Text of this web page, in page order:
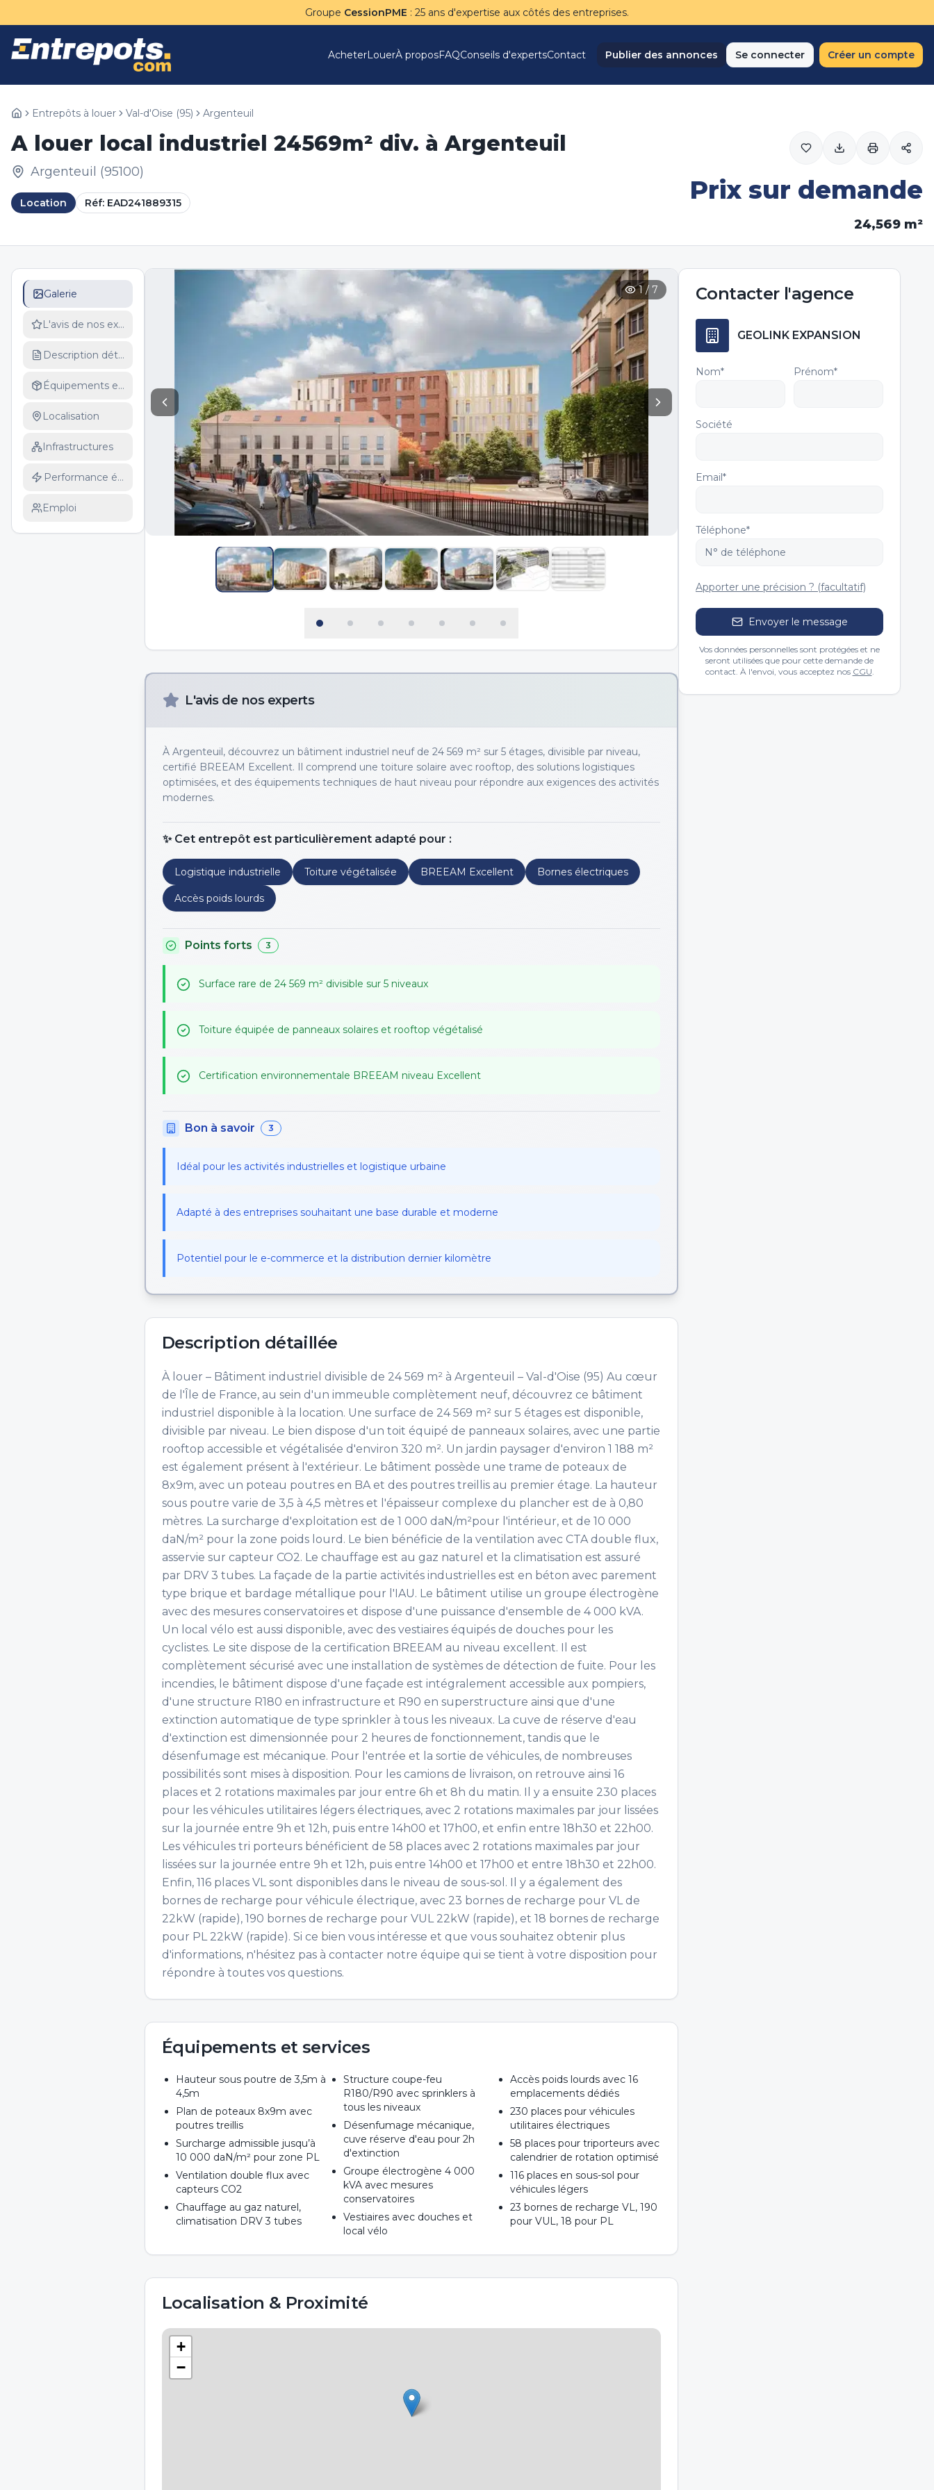
Groupe CessionPME : 25 ans d'expertise aux côtés des entreprises.
AcheterLouerÀ proposFAQConseils d'expertsContact Publier des annonces Se connecter Créer un compte
Entrepôts à louer Val-d'Oise (95) Argenteuil
A louer local industriel 24569m² div. à Argenteuil
Argenteuil (95100)
Location Réf: EAD241889315 Prix sur demande
24,569 m²
Galerie
L'avis de nos experts
Description détaillée
Équipements et services
Localisation
Infrastructures
Performance énergétique
Emploi
1/ 7
L'avis de nos experts
À Argenteuil, découvrez un bâtiment industriel neuf de 24 569 m² sur 5 étages, divisible par niveau,
certifié BREEAM Excellent. Il comprend une toiture solaire avec rooftop, des solutions logistiques
optimisées, et des équipements techniques de haut niveau pour répondre aux exigences des activités
modernes.
✨ Cet entrepôt est particulièrement adapté pour :
Logistique industrielle Toiture végétalisée BREEAM Excellent Bornes électriques
Accès poids lourds
Points forts 3
Surface rare de 24 569 m² divisible sur 5 niveaux
Toiture équipée de panneaux solaires et rooftop végétalisé
Certification environnementale BREEAM niveau Excellent
Bon à savoir 3
Idéal pour les activités industrielles et logistique urbaine
Adapté à des entreprises souhaitant une base durable et moderne
Potentiel pour le e-commerce et la distribution dernier kilomètre
Description détaillée
À louer – Bâtiment industriel divisible de 24 569 m² à Argenteuil – Val-d'Oise (95) Au cœur
de l'Île de France, au sein d'un immeuble complètement neuf, découvrez ce bâtiment
industriel disponible à la location. Une surface de 24 569 m² sur 5 étages est disponible,
divisible par niveau. Le bien dispose d'un toit équipé de panneaux solaires, avec une partie
rooftop accessible et végétalisée d'environ 320 m². Un jardin paysager d'environ 1 188 m²
est également présent à l'extérieur. Le bâtiment possède une trame de poteaux de
8x9m, avec un poteau poutres en BA et des poutres treillis au premier étage. La hauteur
sous poutre varie de 3,5 à 4,5 mètres et l'épaisseur complexe du plancher est de à 0,80
mètres. La surcharge d'exploitation est de 1 000 daN/m²pour l'intérieur, et de 10 000
daN/m² pour la zone poids lourd. Le bien bénéficie de la ventilation avec CTA double flux,
asservie sur capteur CO2. Le chauffage est au gaz naturel et la climatisation est assuré
par DRV 3 tubes. La façade de la partie activités industrielles est en béton avec parement
type brique et bardage métallique pour l'IAU. Le bâtiment utilise un groupe électrogène
avec des mesures conservatoires et dispose d'une puissance d'ensemble de 4 000 kVA.
Un local vélo est aussi disponible, avec des vestiaires équipés de douches pour les
cyclistes. Le site dispose de la certification BREEAM au niveau excellent. Il est
complètement sécurisé avec une installation de systèmes de détection de fuite. Pour les
incendies, le bâtiment dispose d'une façade est intégralement accessible aux pompiers,
d'une structure R180 en infrastructure et R90 en superstructure ainsi que d'une
extinction automatique de type sprinkler à tous les niveaux. La cuve de réserve d'eau
d'extinction est dimensionnée pour 2 heures de fonctionnement, tandis que le
désenfumage est mécanique. Pour l'entrée et la sortie de véhicules, de nombreuses
possibilités sont mises à disposition. Pour les camions de livraison, on retrouve ainsi 16
places et 2 rotations maximales par jour entre 6h et 8h du matin. Il y a ensuite 230 places
pour les véhicules utilitaires légers électriques, avec 2 rotations maximales par jour lissées
sur la journée entre 9h et 12h, puis entre 14h00 et 17h00, et enfin entre 18h30 et 22h00.
Les véhicules tri porteurs bénéficient de 58 places avec 2 rotations maximales par jour
lissées sur la journée entre 9h et 12h, puis entre 14h00 et 17h00 et entre 18h30 et 22h00.
Enfin, 116 places VL sont disponibles dans le niveau de sous-sol. Il y a également des
bornes de recharge pour véhicule électrique, avec 23 bornes de recharge pour VL de
22kW (rapide), 190 bornes de recharge pour VUL 22kW (rapide), et 18 bornes de recharge
pour PL 22kW (rapide). Si ce bien vous intéresse et que vous souhaitez obtenir plus
d'informations, n'hésitez pas à contacter notre équipe qui se tient à votre disposition pour
répondre à toutes vos questions.
Équipements et services
Hauteur sous poutre de 3,5m à
4,5m
Plan de poteaux 8x9m avec
poutres treillis
Surcharge admissible jusqu’à
10 000 daN/m² pour zone PL
Ventilation double flux avec
capteurs CO2
Chauffage au gaz naturel,
climatisation DRV 3 tubes
Structure coupe-feu
R180/R90 avec sprinklers à
tous les niveaux
Désenfumage mécanique,
cuve réserve d'eau pour 2h
d'extinction
Groupe électrogène 4 000
kVA avec mesures
conservatoires
Vestiaires avec douches et
local vélo
Accès poids lourds avec 16
emplacements dédiés
230 places pour véhicules
utilitaires électriques
58 places pour triporteurs avec
calendrier de rotation optimisé
116 places en sous-sol pour
véhicules légers
23 bornes de recharge VL, 190
pour VUL, 18 pour PL
Localisation & Proximité
+
−
Contacter l'agence
GEOLINK EXPANSION
Nom* Prénom*
Société
Email*
Téléphone*
Apporter une précision ? (facultatif)
Envoyer le message
Vos données personnelles sont protégées et ne
seront utilisées que pour cette demande de
contact. À l'envoi, vous acceptez nos CGU.